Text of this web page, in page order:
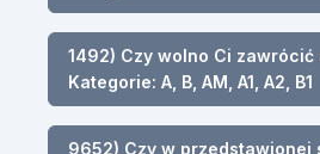
1492) Czy wolno Ci zawrócić
Kategorie: A, B, AM, A1, A2, B1
9652) Czy w przedstawionej